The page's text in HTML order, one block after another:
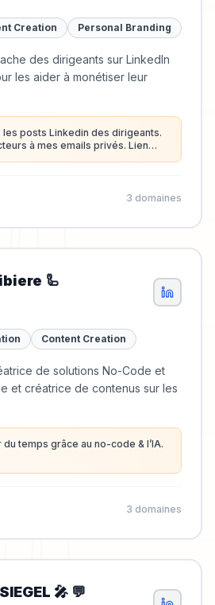
Creation Personal Branding
des dirigeants sur LinkedIn
les aider à monétiser leur
posts Linkedin des dirigeants.
à mes emails privés. Lien
3 domaines
🦾
Content Creation
de solutions No-Code et
et créatrice de contenus sur les
temps grâce au no-code & l’IA.
3 domaines
🎤 💬